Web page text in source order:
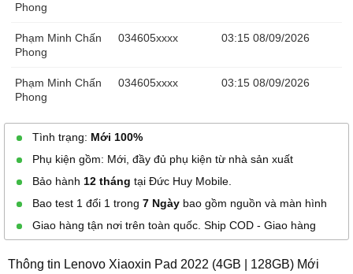
Phong
Phạm Minh Chấn
Phong
034605xxxx 03:15 08/09/2026
Phạm Minh Chấn
Phong
034605xxxx 03:15 08/09/2026
Phạm Minh Chấn
Phong
034605xxxx 03:13 08/09/2026
Phong
Linh
Tình trạng: Mới 100%
Phụ kiện gồm: Mới, đầy đủ phụ kiện từ nhà sản xuất
Bảo hành 12 tháng tại Đức Huy Mobile.
Bao test 1 đổi 1 trong 7 Ngày bao gồm nguồn và màn hình
Giao hàng tận nơi trên toàn quốc. Ship COD - Giao hàng
Thông tin Lenovo Xiaoxin Pad 2022 (4GB | 128GB) Mới